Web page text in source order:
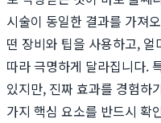
시술이 동일한 결과를 가져
떤 장비와 팁을 사용하고,
따라 극명하게 달라집니다.
있지만, 진짜 효과를 경험하
가지 핵심 요소를 반드시 확